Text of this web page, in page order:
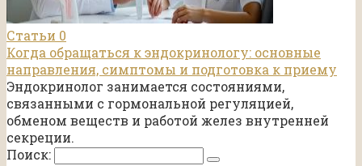
Статьи 0
Когда обращаться к эндокринологу: основные
направления, симптомы и подготовка к приему
Эндокринолог занимается состояниями,
связанными с гормональной регуляцией,
обменом веществ и работой желез внутренней
секреции.
Поиск: